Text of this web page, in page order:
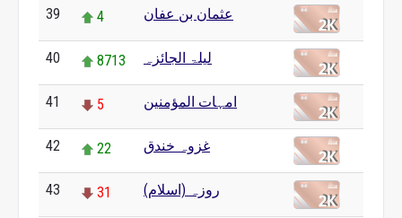
39 4 عثمان بن عفان
40 8713 لیلۃ الجائزہ
41 5 امہات المؤمنین
42 22 غزوہ خندق
43 31 روزہ (اسلام)